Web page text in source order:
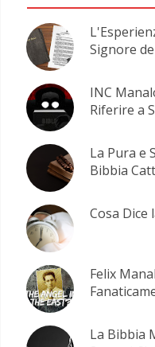
Signore
INC
Riferire a
La Pura e
Bibbia
Cosa Dice
Felix
La Bibbia